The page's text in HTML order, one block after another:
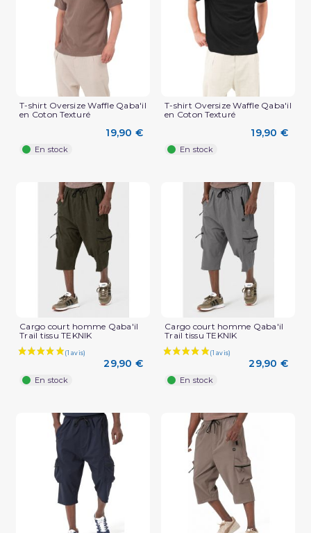
(3 avis)
T-shirt Oversize Waffle Qaba'il
en Coton Texturé
19,90 €
En stock
T-shirt Oversize Waffle Qaba'il
en Coton Texturé
19,90 €
En stock
Cargo court homme Qaba'il
Trail tissu TEKNIK
29,90 €
En stock
Cargo court homme Qaba'il
Trail tissu TEKNIK
29,90 €
En stock